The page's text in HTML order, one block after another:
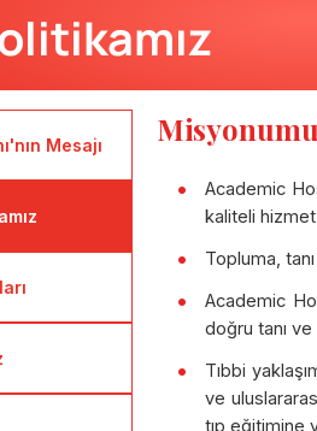
Mesajı
Academic
kaliteli
Topluma,
Academic
doğru tanı
Tıbbi
ve
tıp eğitimine